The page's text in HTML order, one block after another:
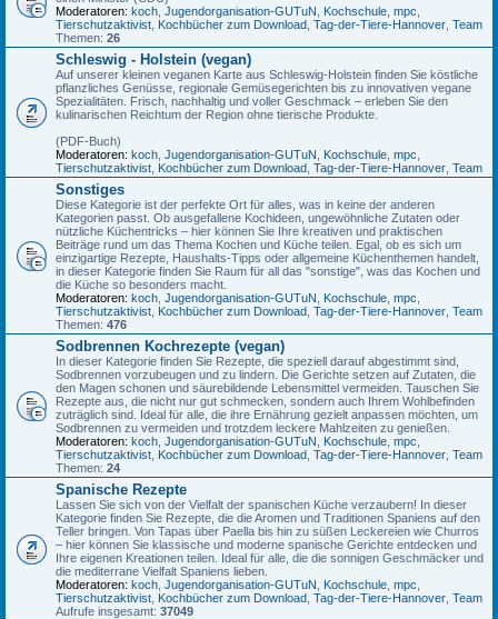
Moderatoren: koch Jugendorganisation-GUTuN Kochschule mpc
Tierschutzaktivist Kochbücher zum Download Tag-der-Tiere-Hannover Team
Themen: 26
Schleswig - Holstein (vegan)
Auf unserer kleinen veganen Karte aus Schleswig-Holstein finden Sie köstliche
pflanzliches Genüsse, regionale Gemüsegerichten bis zu innovativen vegane
Spezialitäten. Frisch, nachhaltig und voller Geschmack – erleben Sie den
kulinarischen Reichtum der Region ohne tierische Produkte.
(PDF-Buch)
Moderatoren: koch Jugendorganisation-GUTuN Kochschule mpc
Tierschutzaktivist Kochbücher zum Download Tag-der-Tiere-Hannover Team
Sonstiges
Diese Kategorie ist der perfekte Ort für alles, was in keine der anderen
Kategorien passt. Ob ausgefallene Kochideen, ungewöhnliche Zutaten oder
nützliche Küchentricks – hier können Sie Ihre kreativen und praktischen
Beiträge rund um das Thema Kochen und Küche teilen. Egal, ob es sich um
einzigartige Rezepte, Haushalts-Tipps oder allgemeine Küchenthemen handelt,
in dieser Kategorie finden Sie Raum für all das "sonstige", was das Kochen und
die Küche so besonders macht.
Moderatoren: koch Jugendorganisation-GUTuN Kochschule mpc
Tierschutzaktivist Kochbücher zum Download Tag-der-Tiere-Hannover Team
Themen: 476
Sodbrennen Kochrezepte (vegan)
In dieser Kategorie finden Sie Rezepte, die speziell darauf abgestimmt sind,
Sodbrennen vorzubeugen und zu lindern. Die Gerichte setzen auf Zutaten, die
den Magen schonen und säurebildende Lebensmittel vermeiden. Tauschen Sie
Rezepte aus, die nicht nur gut schmecken, sondern auch Ihrem Wohlbefinden
zuträglich sind. Ideal für alle, die ihre Ernährung gezielt anpassen möchten, um
Sodbrennen zu vermeiden und trotzdem leckere Mahlzeiten zu genießen.
Moderatoren: koch Jugendorganisation-GUTuN Kochschule mpc
Tierschutzaktivist Kochbücher zum Download Tag-der-Tiere-Hannover Team
Themen: 24
Spanische Rezepte
Lassen Sie sich von der Vielfalt der spanischen Küche verzaubern! In dieser
Kategorie finden Sie Rezepte, die die Aromen und Traditionen Spaniens auf den
Teller bringen. Von Tapas über Paella bis hin zu süßen Leckereien wie Churros
– hier können Sie klassische und moderne spanische Gerichte entdecken und
Ihre eigenen Kreationen teilen. Ideal für alle, die die sonnigen Geschmäcker und
die mediterrane Vielfalt Spaniens lieben.
Moderatoren: koch Jugendorganisation-GUTuN Kochschule mpc
Tierschutzaktivist Kochbücher zum Download Tag-der-Tiere-Hannover Team
Aufrufe insgesamt: 37049